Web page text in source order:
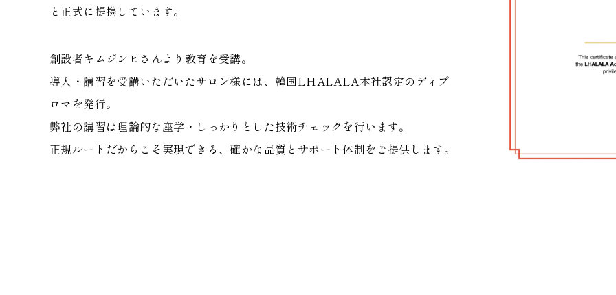
と正式に提携しています。
創設者キムジンヒさんより教育を受講。
導入・講習を受講いただいたサロン様には、韓国LHALALA本社認定のディプ
ロマを発行。
弊社の講習は理論的な座学・しっかりとした技術チェックを行います。
正規ルートだからこそ実現できる、確かな品質とサポート体制をご提供します。